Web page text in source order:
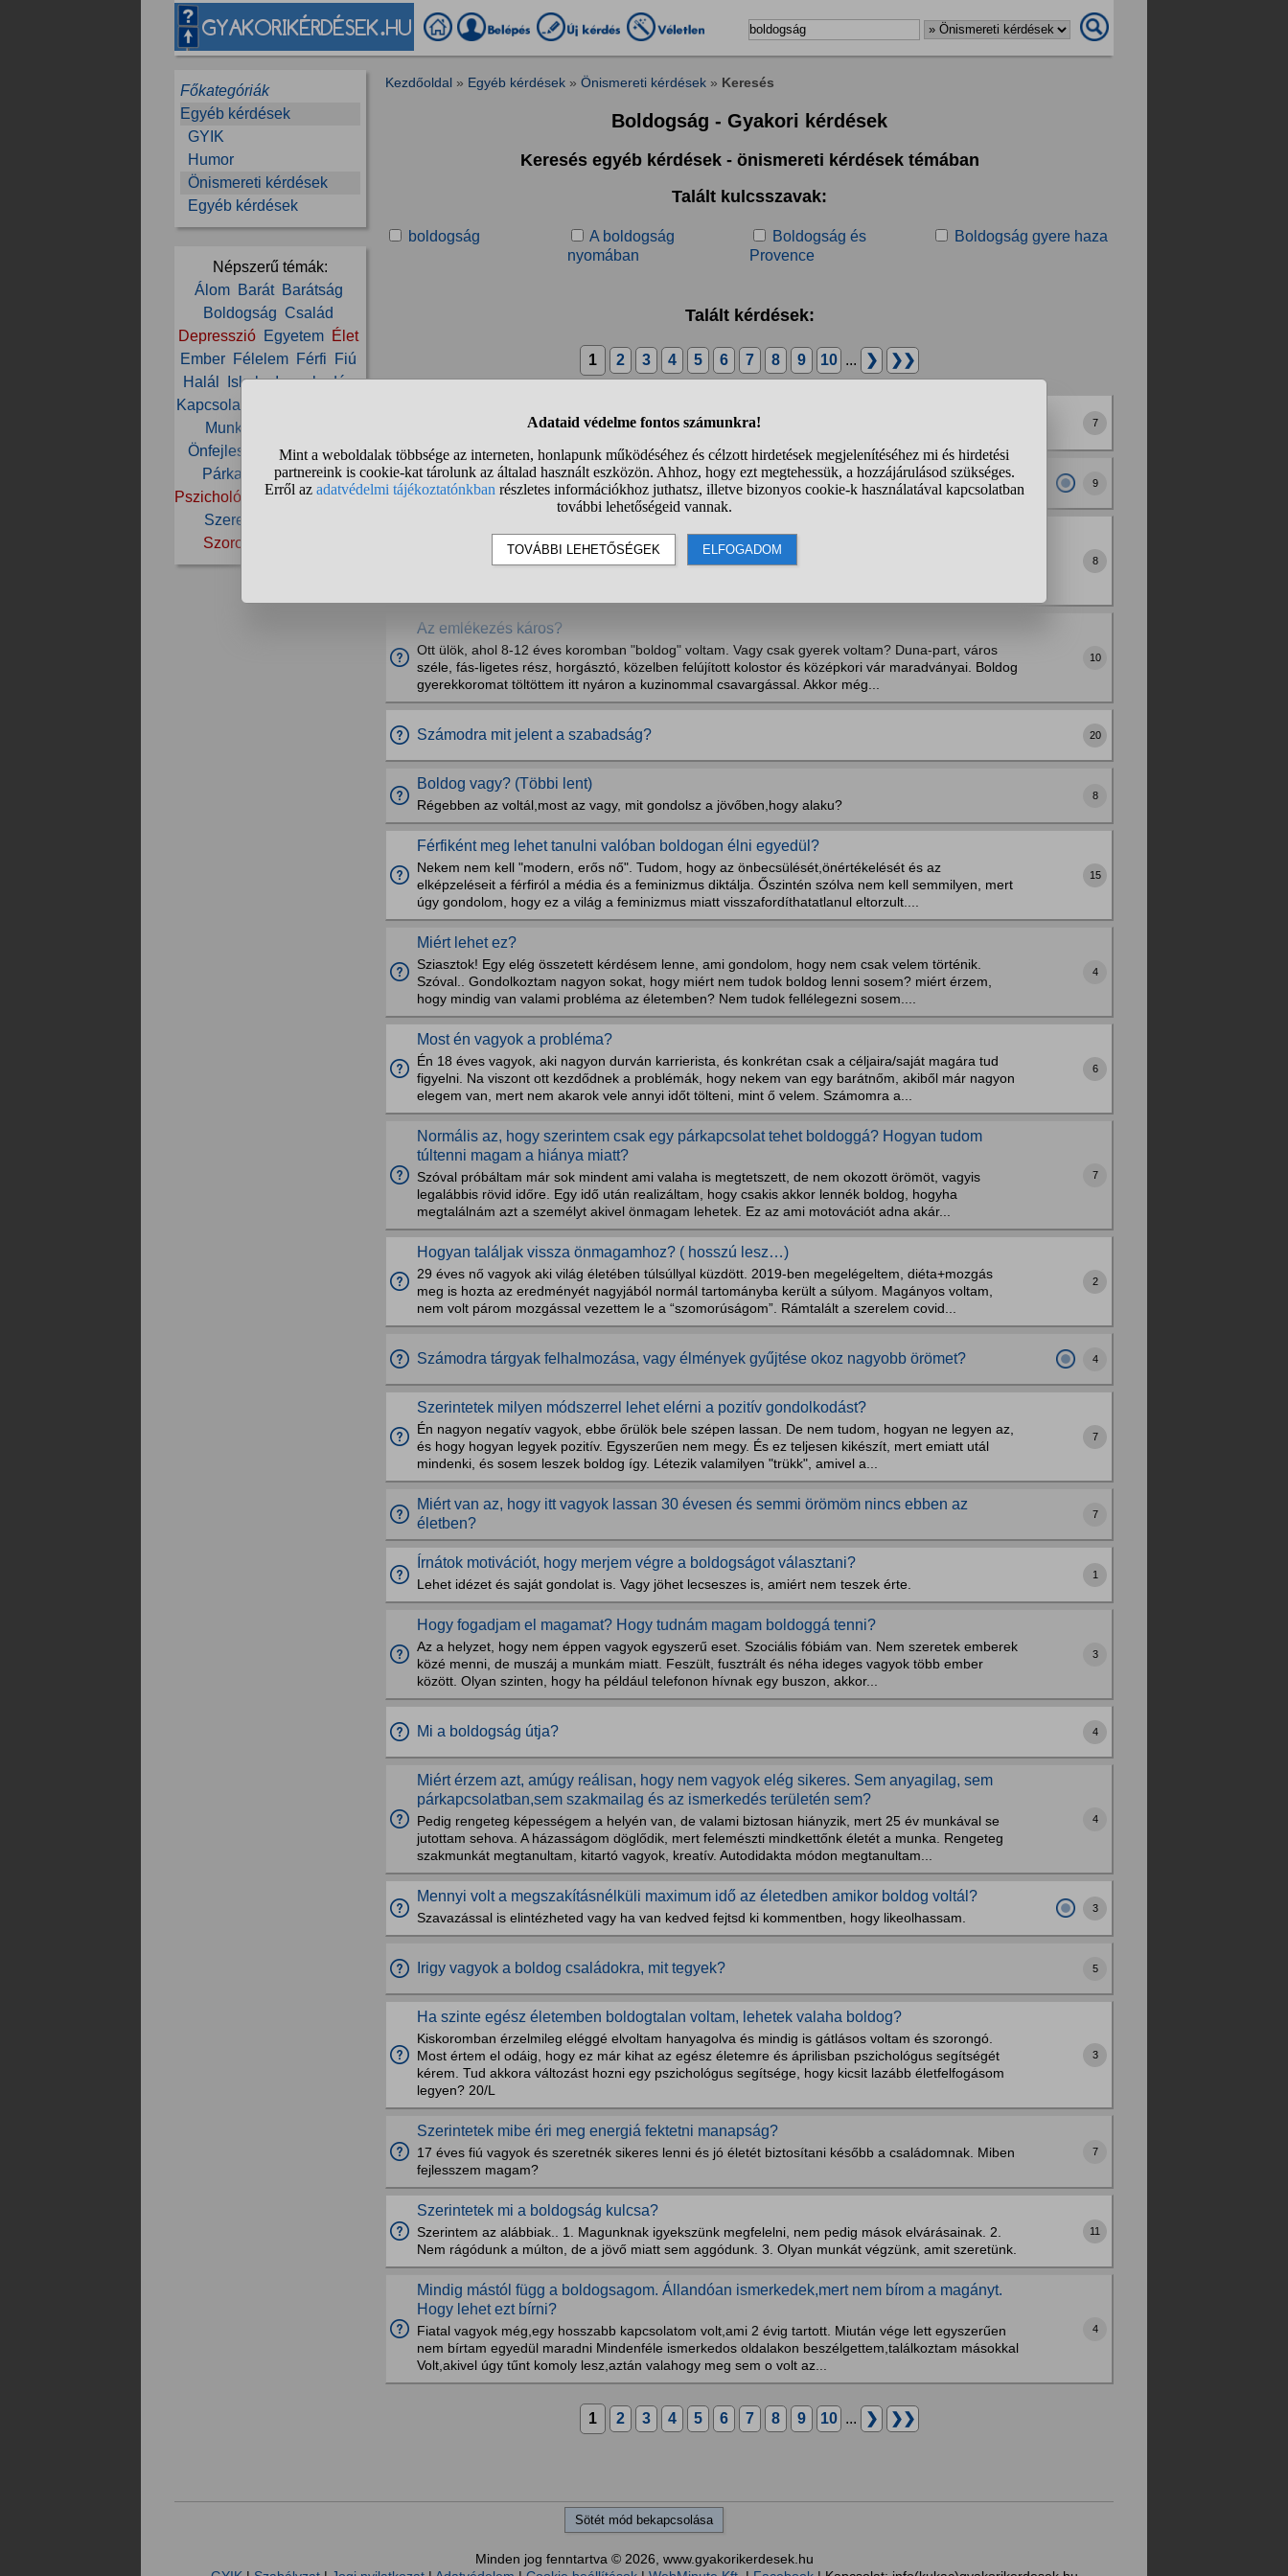
Főkategóriák
Egyéb kérdések
GYIK
Humor
Önismereti kérdések
Egyéb kérdések
Népszerű témák:
Álom
Barát
Barátság
Boldogság Család
Depresszió Egyetem Élet
Ember Félelem Férfi
Fiú
Halál
Iskola Ismerkedés
Kapcsolat
Munka
Önfejlesztés
Önismeret
Párkapcsolat Pénz
Pszichológia
Pszichológus
Szerelem
Szorongás
Kezdőoldal » Egyéb kérdések » Önismereti kérdések » Keresés
Boldogság - Gyakori kérdések
Keresés egyéb kérdések - önismereti kérdések témában
Talált kulcsszavak:
boldogság
A boldogság
nyomában
Boldogság és
Provence
Boldogság gyere haza
Talált kérdések:
1 2 3 4 5 6 7 8 9 10 ... ❯ ❯❯
Ha nem, min változtatnál?
7
Boldog vagy? 9
Hogyan legyek boldog?
Muszáj gyorsan boldognak lennem, mert egy számomra fontos emberrel fogok talalkozni.
Mostanaban sokszor vagyok szomoru, és most gyorsan kene valami, ami miatt boldog leszek és
8
Az emlékezés káros?
Ott ülök, ahol 8-12 éves koromban "boldog" voltam. Vagy csak gyerek voltam? Duna-part, város
széle, fás-ligetes rész, horgásztó, közelben felújított kolostor és középkori vár maradványai. Boldog
gyerekkoromat töltöttem itt nyáron a kuzinommal csavargással. Akkor még...
10
Számodra mit jelent a szabadság? 20
Boldog vagy? (Többi lent)
Régebben az voltál,most az vagy, mit gondolsz a jövőben,hogy alaku?
8
Férfiként meg lehet tanulni valóban boldogan élni egyedül?
Nekem nem kell "modern, erős nő". Tudom, hogy az önbecsülését,önértékelését és az
elképzeléseit a férfiról a média és a feminizmus diktálja. Őszintén szólva nem kell semmilyen, mert
úgy gondolom, hogy ez a világ a feminizmus miatt visszafordíthatatlanul eltorzult....
15
Miért lehet ez?
Sziasztok! Egy elég összetett kérdésem lenne, ami gondolom, hogy nem csak velem történik.
Szóval.. Gondolkoztam nagyon sokat, hogy miért nem tudok boldog lenni sosem? miért érzem,
hogy mindig van valami probléma az életemben? Nem tudok fellélegezni sosem....
4
Most én vagyok a probléma?
Én 18 éves vagyok, aki nagyon durván karrierista, és konkrétan csak a céljaira/saját magára tud
figyelni. Na viszont ott kezdődnek a problémák, hogy nekem van egy barátnőm, akiből már nagyon
elegem van, mert nem akarok vele annyi időt tölteni, mint ő velem. Számomra a...
6
Normális az, hogy szerintem csak egy párkapcsolat tehet boldoggá? Hogyan tudom
túltenni magam a hiánya miatt?
Szóval próbáltam már sok mindent ami valaha is megtetszett, de nem okozott örömöt, vagyis
legalábbis rövid időre. Egy idő után realizáltam, hogy csakis akkor lennék boldog, hogyha
megtalálnám azt a személyt akivel önmagam lehetek. Ez az ami motovációt adna akár...
7
Hogyan találjak vissza önmagamhoz? ( hosszú lesz…)
29 éves nő vagyok aki világ életében túlsúllyal küzdött. 2019-ben megelégeltem, diéta+mozgás
meg is hozta az eredményét nagyjából normál tartományba került a súlyom. Magányos voltam,
nem volt párom mozgással vezettem le a “szomorúságom”. Rámtalált a szerelem covid...
2
Számodra tárgyak felhalmozása, vagy élmények gyűjtése okoz nagyobb örömet? 4
Szerintetek milyen módszerrel lehet elérni a pozitív gondolkodást?
Én nagyon negatív vagyok, ebbe őrülök bele szépen lassan. De nem tudom, hogyan ne legyen az,
és hogy hogyan legyek pozitív. Egyszerűen nem megy. És ez teljesen kikészít, mert emiatt utál
mindenki, és sosem leszek boldog így. Létezik valamilyen "trükk", amivel a...
7
Miért van az, hogy itt vagyok lassan 30 évesen és semmi örömöm nincs ebben az
életben?
7
Írnátok motivációt, hogy merjem végre a boldogságot választani?
Lehet idézet és saját gondolat is. Vagy jöhet lecseszes is, amiért nem teszek érte.
1
Hogy fogadjam el magamat? Hogy tudnám magam boldoggá tenni?
Az a helyzet, hogy nem éppen vagyok egyszerű eset. Szociális fóbiám van. Nem szeretek emberek
közé menni, de muszáj a munkám miatt. Feszült, fusztrált és néha ideges vagyok több ember
között. Olyan szinten, hogy ha például telefonon hívnak egy buszon, akkor...
3
Mi a boldogság útja? 4
Miért érzem azt, amúgy reálisan, hogy nem vagyok elég sikeres. Sem anyagilag, sem
párkapcsolatban,sem szakmailag és az ismerkedés területén sem?
Pedig rengeteg képességem a helyén van, de valami biztosan hiányzik, mert 25 év munkával se
jutottam sehova. A házasságom döglődik, mert felemészti mindkettőnk életét a munka. Rengeteg
szakmunkát megtanultam, kitartó vagyok, kreatív. Autodidakta módon megtanultam...
4
Mennyi volt a megszakításnélküli maximum idő az életedben amikor boldog voltál?
Szavazással is elintézheted vagy ha van kedved fejtsd ki kommentben, hogy likeolhassam.
3
Irigy vagyok a boldog családokra, mit tegyek? 5
Ha szinte egész életemben boldogtalan voltam, lehetek valaha boldog?
Kiskoromban érzelmileg eléggé elvoltam hanyagolva és mindig is gátlásos voltam és szorongó.
Most értem el odáig, hogy ez már kihat az egész életemre és áprilisban pszichológus segítségét
kérem. Tud akkora változást hozni egy pszichológus segítsége, hogy kicsit lazább életfelfogásom
legyen? 20/L
3
Szerintetek mibe éri meg energiá fektetni manapság?
17 éves fiú vagyok és szeretnék sikeres lenni és jó életét biztosítani később a családomnak. Miben
fejlesszem magam?
7
Szerintetek mi a boldogság kulcsa?
Szerintem az alábbiak.. 1. Magunknak igyekszünk megfelelni, nem pedig mások elvárásainak. 2.
Nem rágódunk a múlton, de a jövő miatt sem aggódunk. 3. Olyan munkát végzünk, amit szeretünk.
11
Mindig mástól függ a boldogsagom. Állandóan ismerkedek,mert nem bírom a magányt.
Hogy lehet ezt bírni?
Fiatal vagyok még,egy hosszabb kapcsolatom volt,ami 2 évig tartott. Miután vége lett egyszerűen
nem bírtam egyedül maradni Mindenféle ismerkedos oldalakon beszélgettem,találkoztam másokkal
Volt,akivel úgy tűnt komoly lesz,aztán valahogy meg sem o volt az...
4
1 2 3 4 5 6 7 8 9 10 ... ❯ ❯❯
Sötét mód bekapcsolása
Minden jog fenntartva © 2026, www.gyakorikerdesek.hu